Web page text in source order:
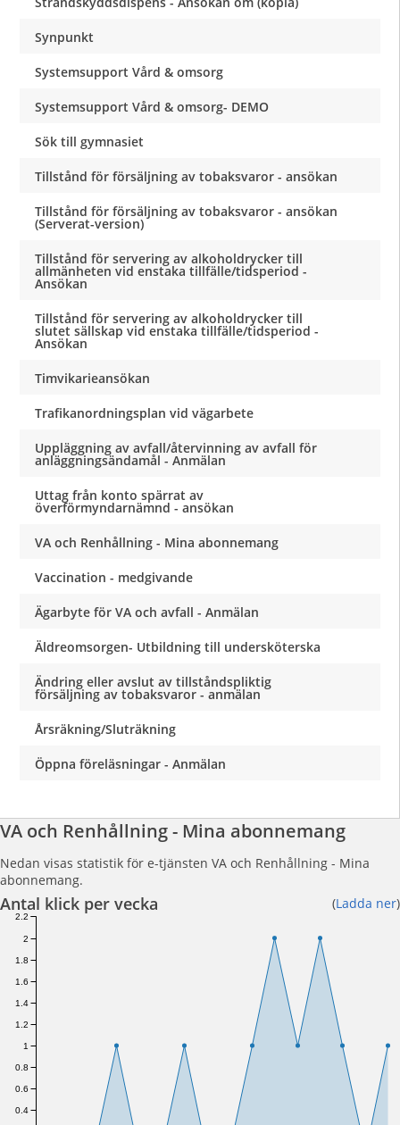
Synpunkt
Systemsupport Vård & omsorg
Systemsupport Vård & omsorg- DEMO
Sök till gymnasiet
Tillstånd för försäljning av tobaksvaror - ansökan
Tillstånd för försäljning av tobaksvaror - ansökan
(Serverat-version)
Tillstånd för servering av alkoholdrycker till
allmänheten vid enstaka tillfälle/tidsperiod -
Ansökan
Tillstånd för servering av alkoholdrycker till
slutet sällskap vid enstaka tillfälle/tidsperiod -
Ansökan
Timvikarieansökan
Trafikanordningsplan vid vägarbete
Uppläggning av avfall/återvinning av avfall för
anläggningsändamål - Anmälan
Uttag från konto spärrat av
överförmyndarnämnd - ansökan
VA och Renhållning - Mina abonnemang
Vaccination - medgivande
Ägarbyte för VA och avfall - Anmälan
Äldreomsorgen- Utbildning till undersköterska
Ändring eller avslut av tillståndspliktig
försäljning av tobaksvaror - anmälan
Årsräkning/Sluträkning
Öppna föreläsningar - Anmälan
VA och Renhållning - Mina abonnemang
Nedan visas statistik för e-tjänsten VA och Renhållning - Mina
abonnemang.
Antal klick per vecka (Ladda ner)
0.4
0.6
0.8
1
1.2
1.4
1.6
1.8
2
2.2